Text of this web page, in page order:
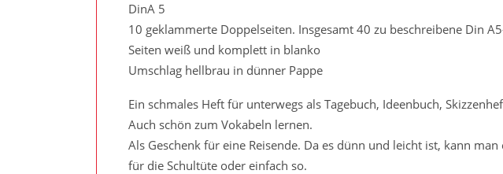
DinA 5
10 geklammerte Doppelseiten. Insgesamt 40 zu beschreibene Din
Seiten weiß und komplett in blanko
Umschlag hellbrau in dünner Pappe
Ein schmales Heft für unterwegs als Tagebuch, Ideenbuch,
Auch schön zum Vokabeln lernen.
Als Geschenk für eine Reisende. Da es dünn und leicht ist, kann
für die Schultüte oder einfach so.